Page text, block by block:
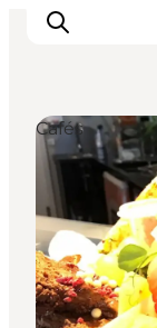
Regionen
Cafés